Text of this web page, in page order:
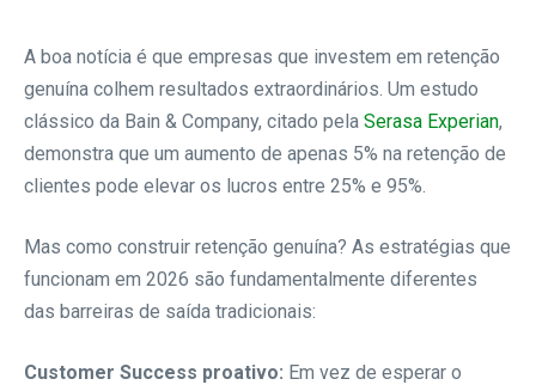
A boa notícia é que empresas que investem em retenção
genuína colhem resultados extraordinários. Um estudo
clássico da Bain & Company, citado pela Serasa Experian,
demonstra que um aumento de apenas 5% na retenção de
clientes pode elevar os lucros entre 25% e 95%.
Mas como construir retenção genuína? As estratégias que
funcionam em 2026 são fundamentalmente diferentes
das barreiras de saída tradicionais:
Customer Success proativo: Em vez de esperar o